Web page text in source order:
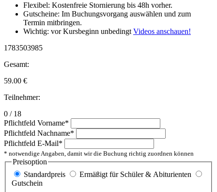
Flexibel: Kostenfreie Stornierung bis 48h vorher.
Gutscheine: Im Buchungsvorgang auswählen und zum
Termin mitbringen.
Wichtig: vor Kursbeginn unbedingt Videos anschauen!
1783503985
Gesamt:
59.00 €
Teilnehmer:
0 / 18
Pflichtfeld Vorname*
Pflichtfeld Nachname*
Pflichtfeld E-Mail*
* notwendige Angaben, damit wir die Buchung richtig zuordnen können
Preisoption
Standardpreis
Ermäßigt für Schüler & Abiturienten
Gutschein